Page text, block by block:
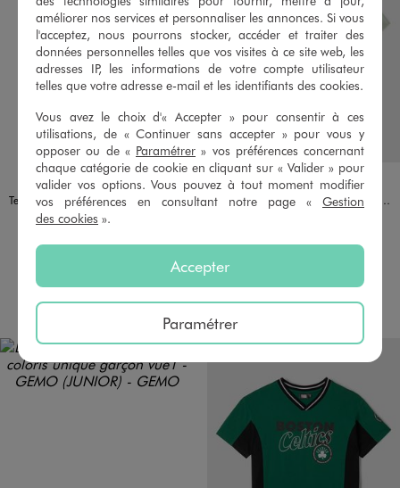
Disponible en 2 coloris
BLEU CLAIRJAUNE CLAIR
Tee-shirt manches courtes en jersey de coton imprimé estival garçon
2,99 €
Disponible en 2 coloris
BLANC STANDARD
VERT CLAIR
Tee-shirt uni col tunisien enfant garçon
améliorer nos services et personnaliser les annonces. Si vous
l'acceptez, nous pourrons stocker, accéder et traiter des
données personnelles telles que vos visites à ce site web, les
adresses IP, les informations de votre compte utilisateur
telles que votre adresse e-mail et les identifiants des cookies.
Vous avez le choix d'« Accepter » pour consentir à ces
utilisations, de « Continuer sans accepter » pour vous y
opposer ou de « Paramétrer » vos préférences concernant
chaque catégorie de cookie en cliquant sur « Valider » pour
valider vos options. Vous pouvez à tout moment modifier
vos préférences en consultant notre page « Gestion
des cookies ».
Accepter
Paramétrer